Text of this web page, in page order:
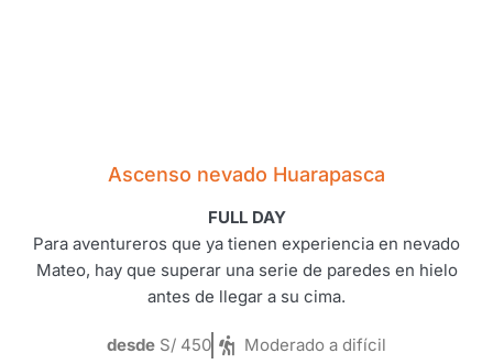
Ascenso nevado Huarapasca
FULL DAY
Para aventureros que ya tienen experiencia en nevado
Mateo, hay que superar una serie de paredes en hielo
antes de llegar a su cima.
desde S/ 450 Moderado a difícil